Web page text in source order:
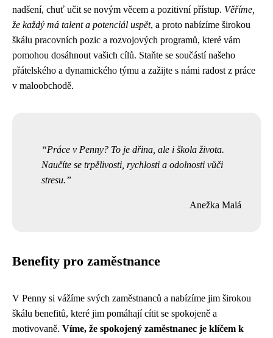
nadšení, chuť učit se novým věcem a pozitivní přístup. Věříme,
že každý má talent a potenciál uspět, a proto nabízíme širokou
škálu pracovních pozic a rozvojových programů, které vám
pomohou dosáhnout vašich cílů. Staňte se součástí našeho
přátelského a dynamického týmu a zažijte s námi radost z práce
v maloobchodě.
Práce v Penny? To je dřina, ale i škola života.
Naučíte se trpělivosti, rychlosti a odolnosti vůči
stresu.
Anežka Malá
Benefity pro zaměstnance
V Penny si vážíme svých zaměstnanců a nabízíme jim širokou
škálu benefitů, které jim pomáhají cítit se spokojeně a
motivovaně. Víme, že spokojený zaměstnanec je klíčem k